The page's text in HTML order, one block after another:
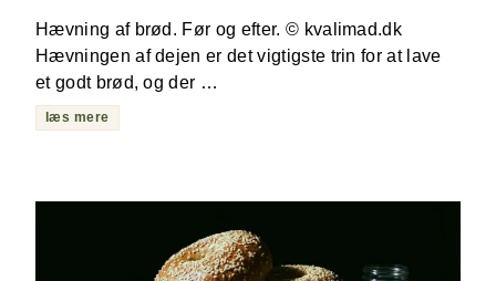
Hævning af brød. Før og efter. © kvalimad.dk
Hævningen af dejen er det vigtigste trin for at lave
et godt brød, og der …
læs mere